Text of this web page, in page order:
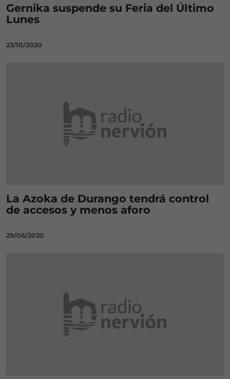
Gernika suspende su Feria del Último
Lunes
23/10/2020
La Azoka de Durango tendrá control
de accesos y menos aforo
29/06/2020